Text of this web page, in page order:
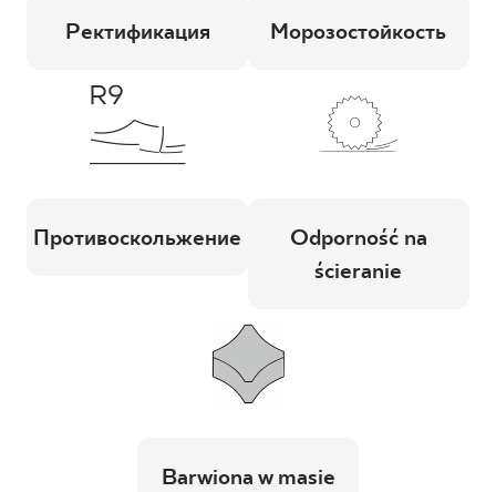
Ректификация Морозостойкость
Противоскольжение
Odporność na
ścieranie
Barwiona w masie